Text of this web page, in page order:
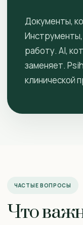
Документы,
работу. AI,
заменяет.
клинической
ЧАСТЫЕ ВОПРОСЫ
Что